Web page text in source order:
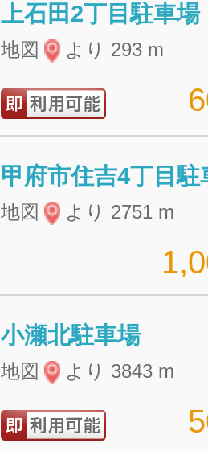
上石田2丁目駐車場
地図 より 293 m
甲府市住吉4丁目駐
地図 より 2751 m
小瀬北駐車場
地図 より 3843 m